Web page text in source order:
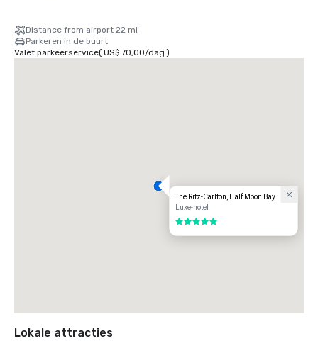
Distance from airport 22 mi
Parkeren in de buurt
Valet parkeerservice( US$ 70,00/dag )
The Ritz-Carlton, Half Moon Bay
Luxe-hotel
5 van 5
Lokale attracties